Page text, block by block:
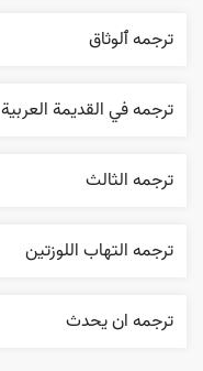
ترجمه ٱلوثاق
ترجمه في القديمة العربية
ترجمه الثالث
ترجمه التهاب اللوزتين
ترجمه ان يحدث